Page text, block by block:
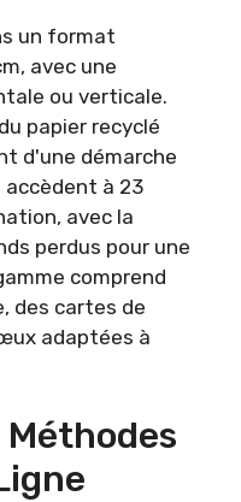
un format
avec une
ou verticale.
papier recyclé
d'une démarche
à 23
avec la
perdus pour une
comprend
des cartes de
adaptées à